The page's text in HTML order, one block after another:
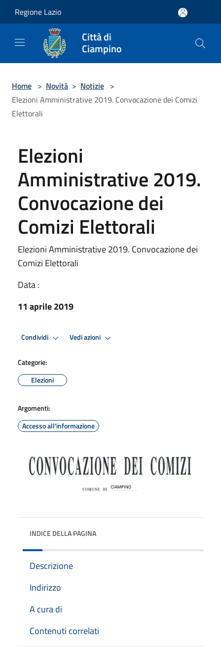
Regione Lazio
Città di
Ciampino
Home > Novità > Notizie >
Elezioni Amministrative 2019. Convocazione dei Comizi
Elettorali
Elezioni
Amministrative 2019.
Convocazione dei
Comizi Elettorali
Elezioni Amministrative 2019. Convocazione dei
Comizi Elettorali
Data :
11 aprile 2019
Condividi Vedi azioni
Categorie:
Elezioni
Argomenti:
Accesso all'informazione
INDICE DELLA PAGINA
Descrizione
Indirizzo
A cura di
Contenuti correlati